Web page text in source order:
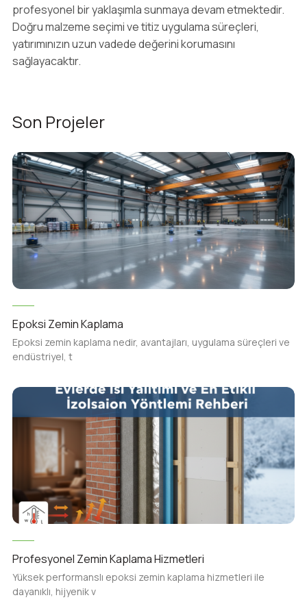
profesyonel bir yaklaşımla sunmaya devam etmektedir.
Doğru malzeme seçimi ve titiz uygulama süreçleri,
yatırımınızın uzun vadede değerini korumasını
sağlayacaktır.
Son Projeler
Epoksi Zemin Kaplama
Epoksi zemin kaplama nedir, avantajları, uygulama süreçleri ve
endüstriyel, t
Profesyonel Zemin Kaplama Hizmetleri
Yüksek performanslı epoksi zemin kaplama hizmetleri ile
dayanıklı, hijyenik v